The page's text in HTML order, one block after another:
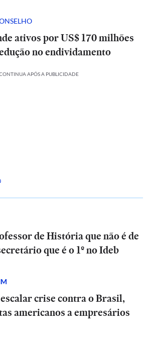
ativos por US$ 170 milhões
no endividamento
APÓS A PUBLICIDADE
de História que não é de
que é o 1º no Ideb
crise contra o Brasil,
americanos a empresários